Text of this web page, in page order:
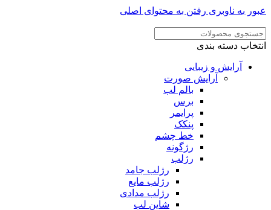
به ناوبریرفتن به محتوای اصلی
دسته بندی
آرایش و زیبایی
آرایش صورت
بالم لب
برس
پرایمر
پنکک
خط چشم
رژگونه
رژلب
رژلب جامد
رژلب مایع
رژلب مدادی
شاین لب